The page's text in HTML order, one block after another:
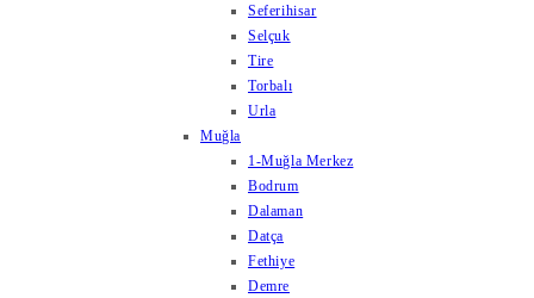
Seferihisar
Selçuk
Tire
Torbalı
Urla
Muğla
1-Muğla Merkez
Bodrum
Dalaman
Datça
Fethiye
Demre